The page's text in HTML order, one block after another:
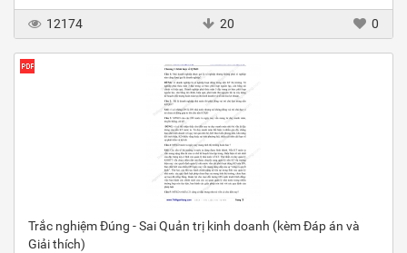
12174 20 0
Trắc nghiệm Đúng - Sai Quản trị kinh doanh (kèm Đáp án và
Giải thích)